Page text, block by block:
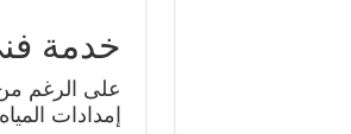
خدمة
على الرغم
إمدادات